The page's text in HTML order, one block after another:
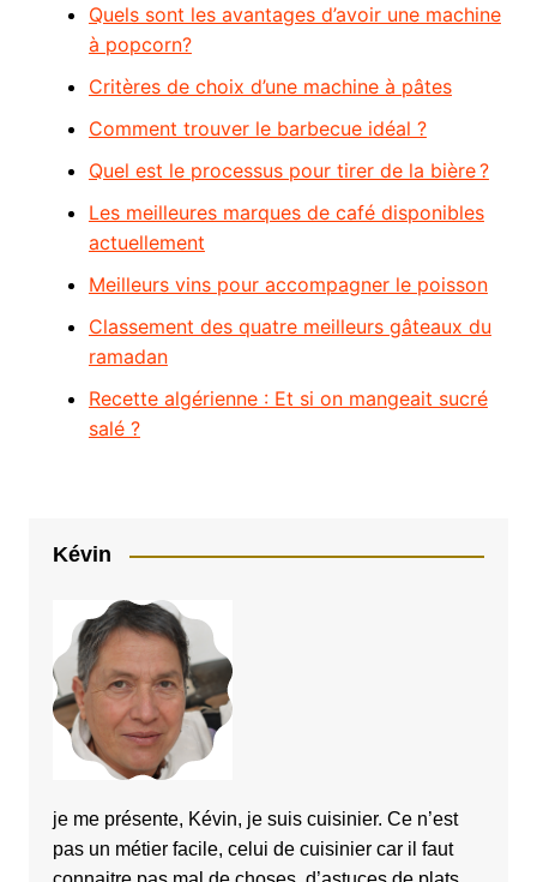
Quels sont les avantages d’avoir une machine
à popcorn?
Critères de choix d’une machine à pâtes
Comment trouver le barbecue idéal ?
Quel est le processus pour tirer de la bière ?
Les meilleures marques de café disponibles
actuellement
Meilleurs vins pour accompagner le poisson
Classement des quatre meilleurs gâteaux du
ramadan
Recette algérienne : Et si on mangeait sucré
salé ?
Kévin
je me présente, Kévin, je suis cuisinier. Ce n’est
pas un métier facile, celui de cuisinier car il faut